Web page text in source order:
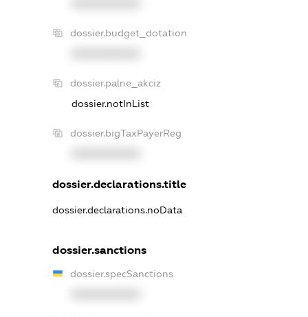
dossier.budget_dotation
dossier.palne_akciz
dossier.notInList
dossier.bigTaxPayerReg
dossier.declarations.title
dossier.declarations.noData
dossier.sanctions
dossier.specSanctions